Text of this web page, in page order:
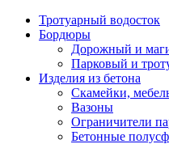
Тротуарный водосток
Бордюры
Дорожный и
Парковый и
Изделия из бетона
Скамейки,
Вазоны
Ограничители
Бетонные